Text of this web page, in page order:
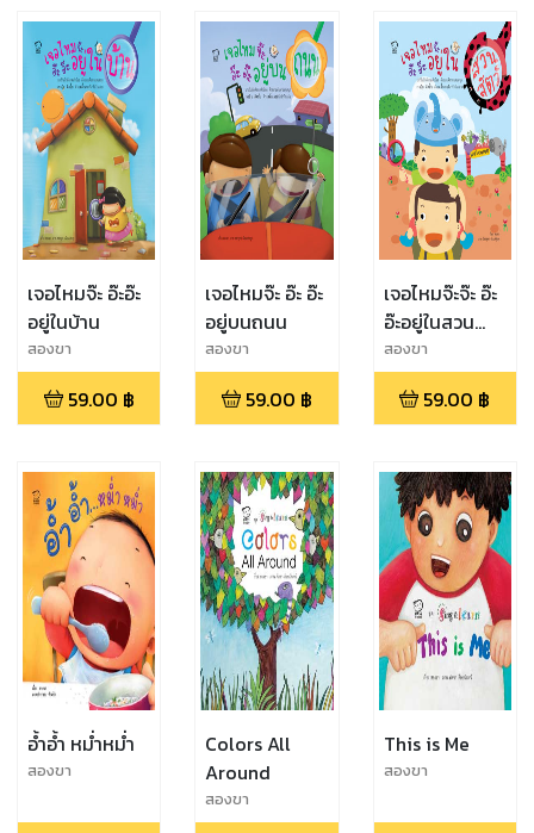
เจอไหมจ๊ะ อ๊ะอ๊ะ
อยู่ในบ้าน
สองขา
59.00 ฿
เจอไหมจ๊ะ อ๊ะ อ๊ะ
อยู่บนถนน
สองขา
59.00 ฿
เจอไหมจ๊ะจ๊ะ อ๊ะ
อ๊ะอยู่ในสวน
สัตว์
สองขา
59.00 ฿
อ้ำอ้ำ หม่ำหม่ำ
สองขา
Colors All
Around
สองขา
This is Me
สองขา